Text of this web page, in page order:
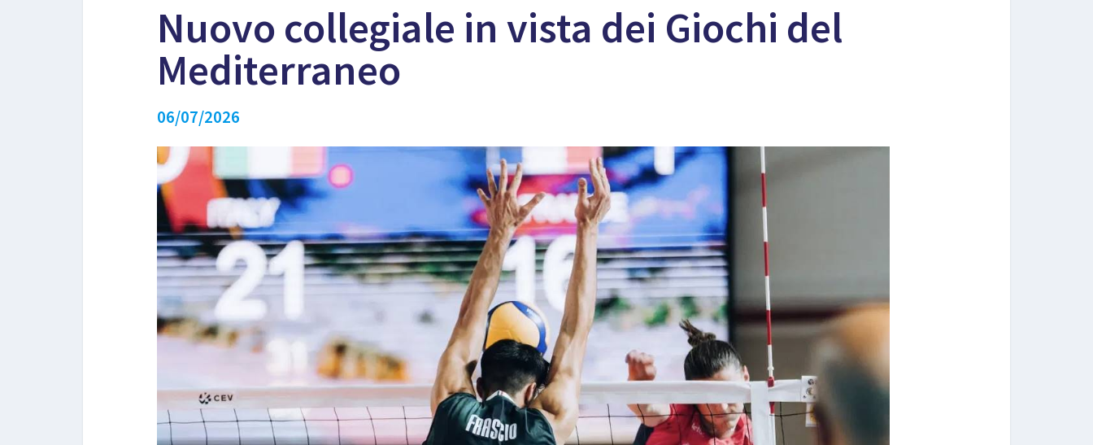
Nuovo collegiale in vista dei Giochi del
Mediterraneo
06/07/2026